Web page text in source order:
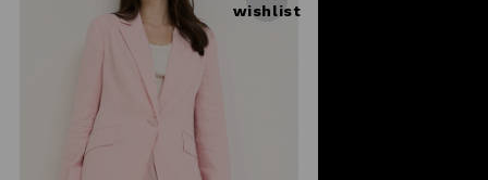
wishlist